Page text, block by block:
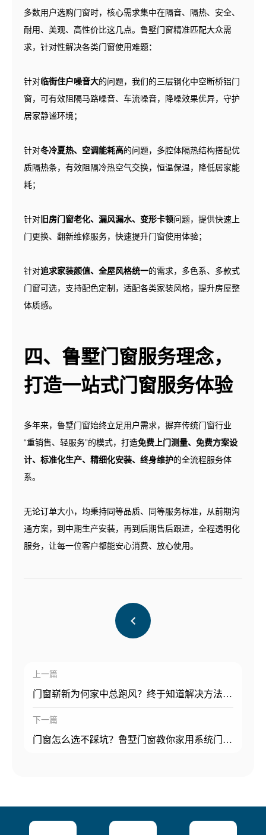
多数用户选购门窗时，核心需求集中在隔音、隔热、安全、
耐用、美观、高性价比这几点。鲁墅门窗精准匹配大众需
求，针对性解决各类门窗使用难题：
针对临街住户噪音大的问题，我们的三层钢化中空断桥铝门
窗，可有效阻隔马路噪音、车流噪音，降噪效果优异，守护
居家静谧环境；
针对冬冷夏热、空调能耗高的问题，多腔体隔热结构搭配优
质隔热条，有效阻隔冷热空气交换，恒温保温，降低居家能
耗；
针对 旧房门窗老化、漏风漏水、变形卡顿问题，提供快速上
门更换、翻新维修服务，快速提升门窗使用体验；
针对追求家装颜值、全屋风格统一的需求，多色系、多款式
门窗可选，支持配色定制，适配各类家装风格，提升房屋整
体质感。
四、鲁墅门窗服务理念，
打造一站式门窗服务体验
多年来，鲁墅门窗始终立足用户需求，摒弃传统门窗行业
“重销售、轻服务”的模式，打造免费上门测量、免费方案设
计、标准化生产、精细化安装、终身维护的全流程服务体
系。
无论订单大小，均秉持同等品质、同等服务标准，从前期沟
通方案，到中期生产安装，再到后期售后跟进，全程透明化
服务，让每一位客户都能安心消费、放心使用。
上一篇
门窗崭新为何家中总跑风？终于知道解决方法了！
下一篇
门窗怎么选不踩坑？鲁墅门窗教你家用系统门窗选购技巧